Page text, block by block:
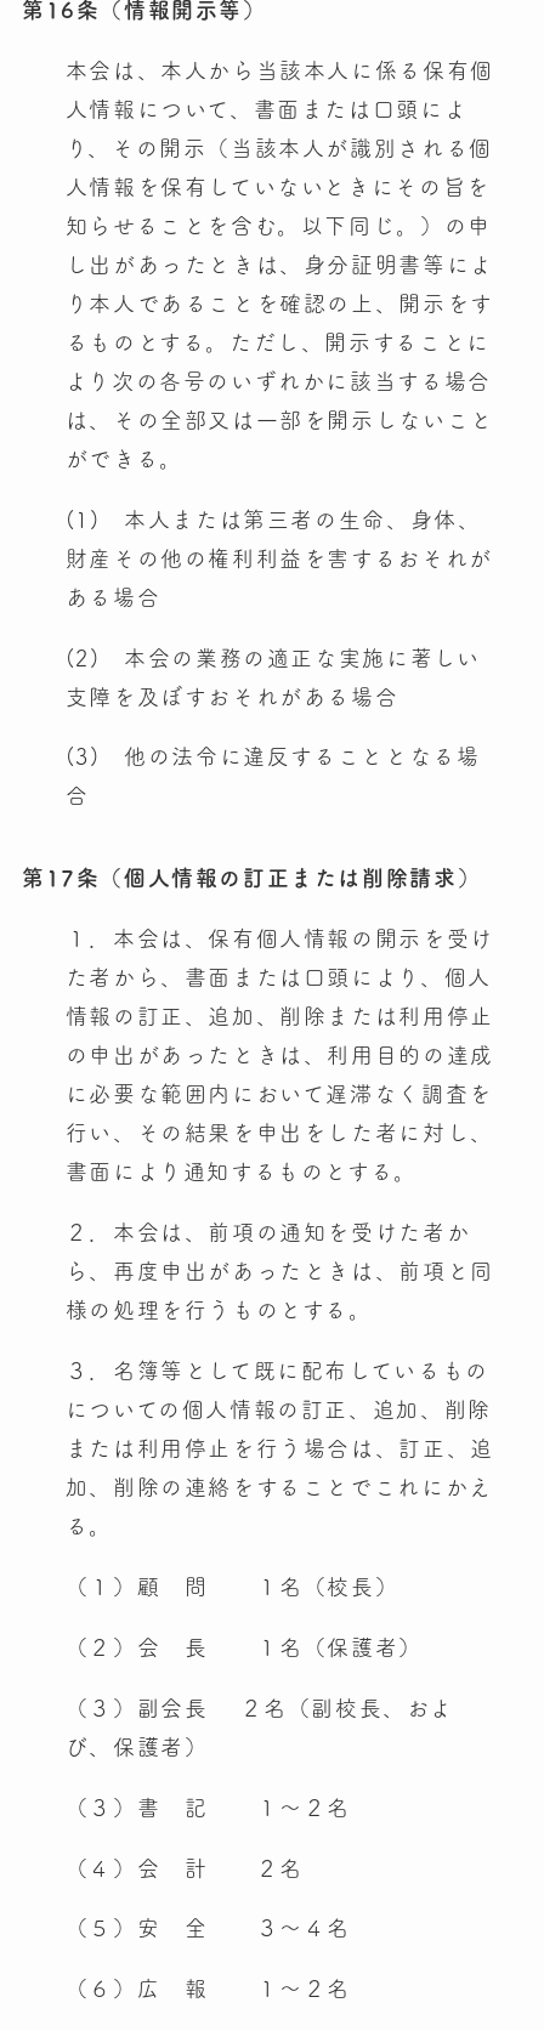
第16条（情報開示等）
本会は、本人から当該本人に係る保有個
人情報について、書面または口頭によ
り、その開示（当該本人が識別される個
人情報を保有していないときにその旨を
知らせることを含む。以下同じ。）の申
し出があったときは、身分証明書等によ
り本人であることを確認の上、開示をす
るものとする。ただし、開示することに
より次の各号のいずれかに該当する場合
は、その全部又は一部を開示しないこと
ができる。
(1) 本人または第三者の生命、身体、
財産その他の権利利益を害するおそれが
ある場合
(2) 本会の業務の適正な実施に著しい
支障を及ぼすおそれがある場合
(3) 他の法令に違反することとなる場
合
第17条（個人情報の訂正または削除請求）
１．本会は、保有個人情報の開示を受け
た者から、書面または口頭により、個人
情報の訂正、追加、削除または利用停止
の申出があったときは、利用目的の達成
に必要な範囲内において遅滞なく調査を
行い、その結果を申出をした者に対し、
書面により通知するものとする。
２．本会は、前項の通知を受けた者か
ら、再度申出があったときは、前項と同
様の処理を行うものとする。
３．名簿等として既に配布しているもの
についての個人情報の訂正、追加、削除
または利用停止を行う場合は、訂正、追
加、削除の連絡をすることでこれにかえ
る。
（１）顧 問 １名（校長）
（２）会 長 １名（保護者）
（３）副会長 ２名（副校長、およ
び、保護者）
（３）書 記 １～２名
（４）会 計 ２名
（５）安 全 ３～４名
（６）広 報 １～２名